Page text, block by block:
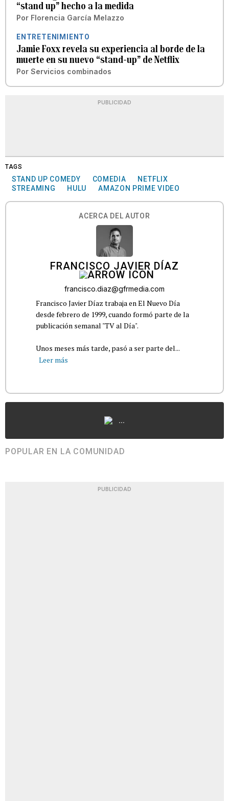
“stand up” hecho a la medida
Por Florencia García Melazzo
ENTRETENIMIENTO
Jamie Foxx revela su experiencia al borde de la
muerte en su nuevo “stand-up” de Netflix
Por Servicios combinados
PUBLICIDAD
TAGS
STAND UP COMEDY COMEDIA
NETFLIX
STREAMING
HULU AMAZON PRIME VIDEO
ACERCA DEL AUTOR
FRANCISCO JAVIER DÍAZ
francisco.diaz@gfrmedia.com
Francisco Javier Díaz trabaja en El Nuevo Día
desde febrero de 1999, cuando formó parte de la
publicación semanal "TV al Día".
Unos meses más tarde, pasó a ser parte del...
Leer más
...
POPULAR EN LA COMUNIDAD
PUBLICIDAD